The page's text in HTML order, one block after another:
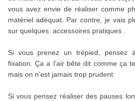
vous avez envie de réaliser comme
matériel adéquat. Par contre, je vais
sur quelques accessoires pratiques .
Si vous prenez un trépied, pensez
fixation. Ça a l’air bête dit comme ça
mais on n’est jamais trop prudent.
Si vous pensez réaliser des pauses